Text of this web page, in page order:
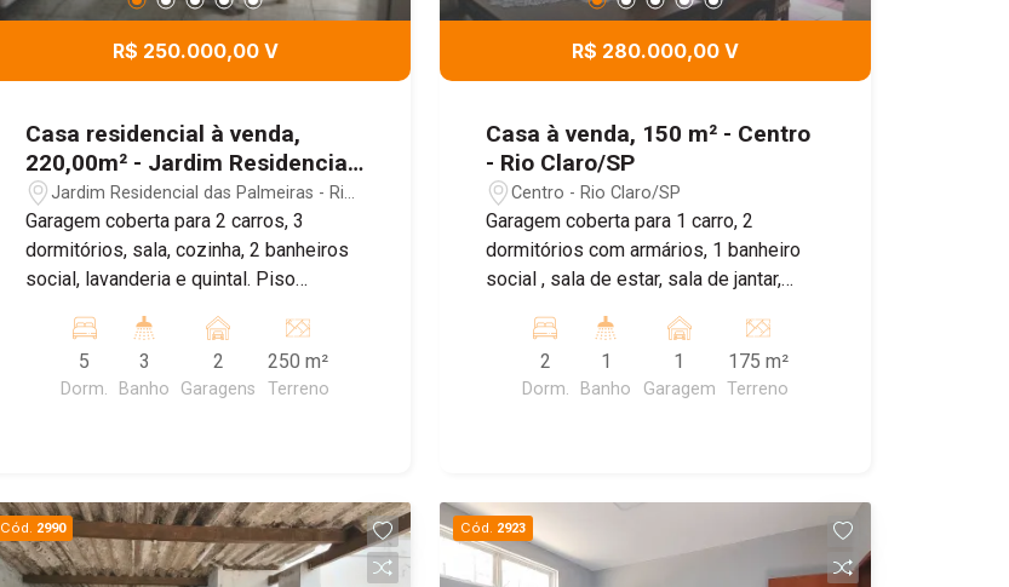
R$ 250.000,00 V
Casa residencial à venda,
220,00m² - Jardim Residencial
das Palmeiras - Rio Claro/SP
Jardim Residencial das Palmeiras - Rio
Claro/SP
Garagem coberta para 2 carros, 3
dormitórios, sala, cozinha, 2 banheiros
social, lavanderia e quintal. Piso
5
Dorm.
3
Banho
2
Garagens
250 m²
Terreno
R$ 280.000,00 V
Casa à venda, 150 m² - Centro
- Rio Claro/SP
Centro - Rio Claro/SP
Garagem coberta para 1 carro, 2
dormitórios com armários, 1 banheiro
social , sala de estar, sala de jantar,
quarto externo, quintal com área de
serviço. Excelente Ponto Central.
2
Dorm.
1
Banho
1
Garagem
175 m²
Terreno
Cód. 2990 Cód. 2923